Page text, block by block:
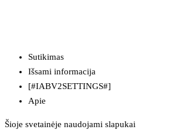
Sutikimas
Išsami informacija
[#IABV2SETTINGS#]
Apie
Šioje svetainėje naudojami slapukai